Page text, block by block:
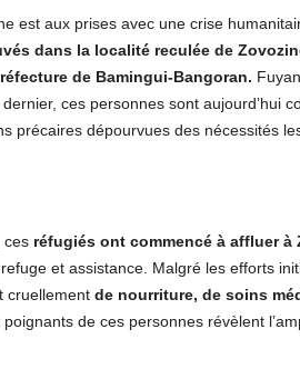
est aux prises avec une crise
dans la localité reculée de
de Bamingui-Bangoran.
ces personnes sont aujourd’hui
précaires dépourvues des nécessités
ces réfugiés ont commencé à affluer
et assistance. Malgré les efforts
cruellement de nourriture, de soins
de ces personnes révèlent